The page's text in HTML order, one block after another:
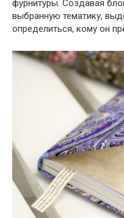
фурнитуры. Создавая
выбранную тематику,
определиться, кому он